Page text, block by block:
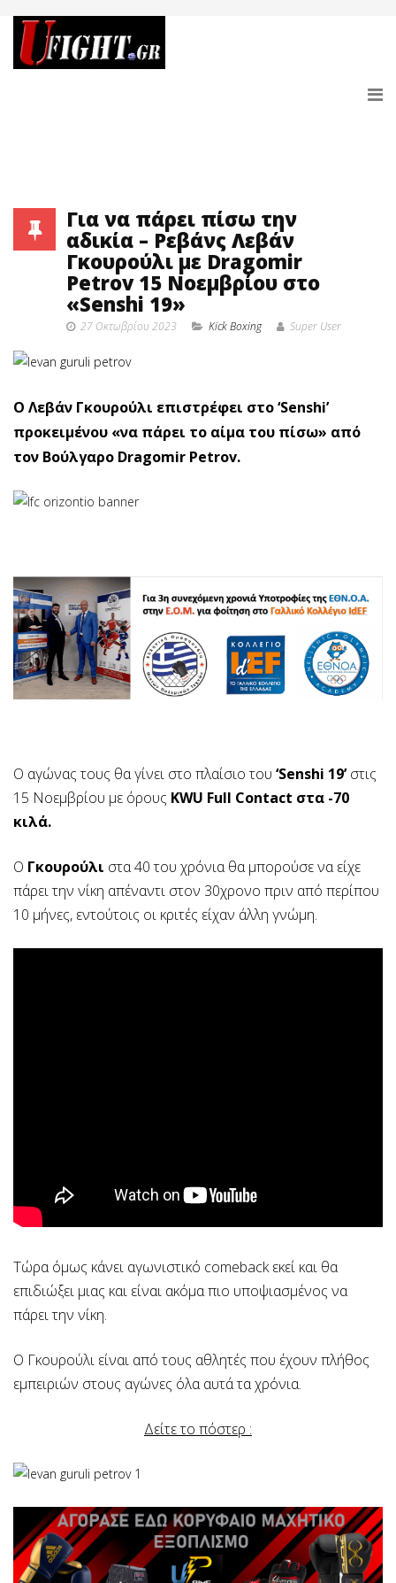
Για να πάρει πίσω την
αδικία – Ρεβάνς Λεβάν
Γκουρούλι με Dragomir
Petrov 15 Νοεμβρίου στο
«Senshi 19»
27 Οκτωβρίου 2023 Κick Boxing Super User
Ο Λεβάν Γκουρούλι επιστρέφει στο ‘Senshi’
προκειμένου «να πάρει το αίμα του πίσω» από
τον Βούλγαρο Dragomir Petrov.
Ο αγώνας τους θα γίνει στο πλαίσιο του ‘Senshi 19’στις
15 Νοεμβρίου με όρους KWU Full Contact στα -70
κιλά.
Ο Γκουρούλι στα 40 του χρόνια θα μπορούσε να είχε
πάρει την νίκη απέναντι στον 30χρονο πριν από περίπου
10 μήνες, εντούτοις οι κριτές είχαν άλλη γνώμη.
Τώρα όμως κάνει αγωνιστικό comeback εκεί και θα
επιδιώξει μιας και είναι ακόμα πιο υποψιασμένος να
πάρει την νίκη.
Ο Γκουρούλι είναι από τους αθλητές που έχουν πλήθος
εμπειριών στους αγώνες όλα αυτά τα χρόνια.
Δείτε το πόστερ :